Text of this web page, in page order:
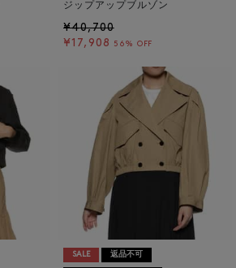
ジップアップブルゾン
¥40,700
¥17,908
56% OFF
SALE 返品不可